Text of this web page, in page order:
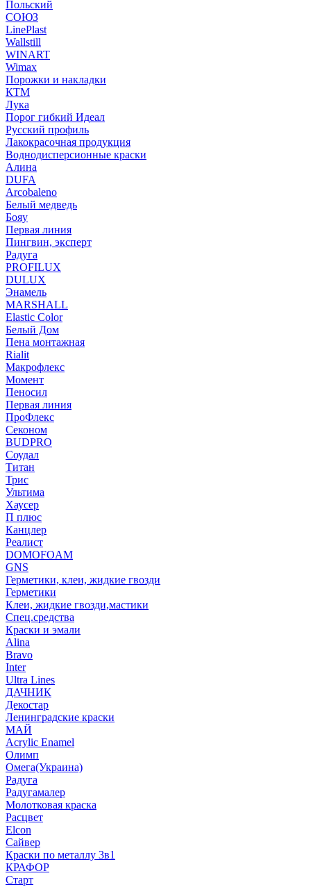
Польский
СОЮЗ
LinePlast
Wallstill
WINART
Wimax
Порожки и накладки
КТМ
Лука
Порог гибкий Идеал
Русский профиль
Лакокрасочная продукция
Воднодисперсионные краски
Алина
DUFA
Arcobaleno
Белый медведь
Бояу
Первая линия
Пингвин, эксперт
Радуга
PROFILUX
DULUX
Энамель
MARSHALL
Elastic Color
Белый Дом
Пена монтажная
Rialit
Макрофлекс
Момент
Пеносил
Первая линия
ПроФлекс
Секоном
BUDPRO
Соудал
Титан
Трис
Ультима
Хаусер
П плюс
Канцлер
Реалист
DOMOFOAM
GNS
Герметики, клеи, жидкие гвозди
Герметики
Клеи, жидкие гвозди,мастики
Спец.средства
Краски и эмали
Alina
Bravo
Inter
Ultra Lines
ДАЧНИК
Декостар
Ленинградские краски
МАЙ
Acrylic Enamel
Олимп
Омега(Украина)
Радуга
Радугамалер
Молотковая краска
Расцвет
Elcon
Сайвер
Краски по металлу 3в1
КРАФОР
Старт